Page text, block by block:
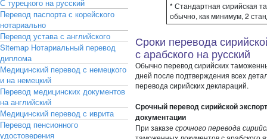
С турецкого на русский
Перевод паспорта с корейского
нотариально
Перевод устава с английского
Sitemap Нотариальный перевод
диплома
Медицинский перевод с немецкого
и на немецкий
Перевод медицинских документов
на английский
Медицинский перевод с иврита
Перевод пенсионного
удостоверения
* Стандартная сирийская
обычно, как минимум, 2
Сроки перевода
с арабского на русский
Обычно перевод сирийских
дней после подтверждения всех
перевода сирийских деклараций.
Срочный перевод сирийской
документации
При заказе срочного перевода